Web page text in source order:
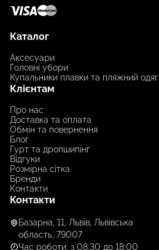
Каталог
Аксесуари
Головні убори
Купальники плавки та пляжний одяг
Клієнтам
Про нас
Доставка та оплата
Обмін та повернення
Блог
Гурт та дропшипінг
Відгуки
Розмірна сітка
Бренди
Контакти
Контакти
Базарна, 11, Львів, Львівська
область, 79007
Час роботи: з 08:30 до 18:00